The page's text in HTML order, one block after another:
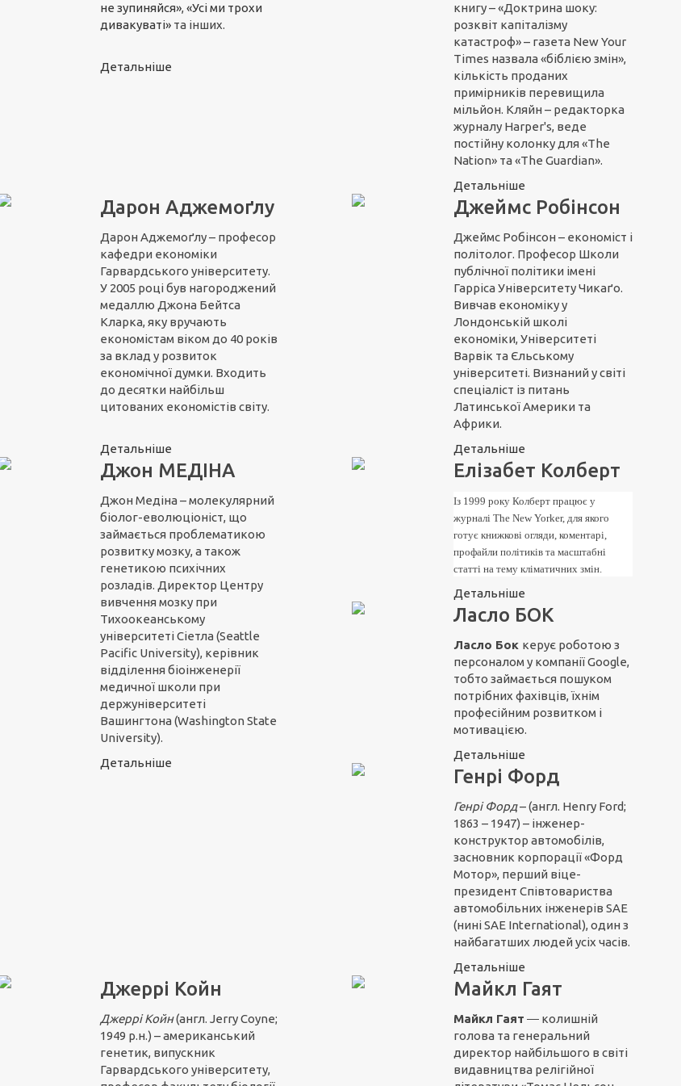
не зупиняйся», «Усі ми трохи
дивакуваті» та інших.
Детальніше
книгу – «Доктрина шоку:
розквіт капіталізму
катастроф» – газета New Your
Times назвала «біблією змін»,
кількість проданих
примірників перевищила
мільйон. Кляйн – редакторка
журналу Harper's, веде
постійну колонку для «The
Nation» та «The Guardian».
Детальніше
Дарон Аджемоґлу
Дарон Аджемоґлу – професор
кафедри економіки
Гарвардського університету.
У 2005 році був нагороджений
медаллю Джона Бейтса
Кларка, яку вручають
економістам віком до 40 років
за вклад у розвиток
економічної думки. Входить
до десятки найбільш
цитованих економістів світу.
Детальніше
Джеймс Робінсон
Джеймс Робінсон – економіст і
політолог. Професор Школи
публічної політики імені
Гарріса Університету Чикаґо.
Вивчав економіку у
Лондонській школі
економіки, Університеті
Варвік та Єльському
університеті. Визнаний у світі
спеціаліст із питань
Латинської Америки та
Африки.
Детальніше
Джон МЕДІНА
Джон Медіна – молекулярний
біолог-еволюціоніст, що
займається проблематикою
розвитку мозку, а також
генетикою психічних
розладів. Директор Центру
вивчення мозку при
Тихоокеанському
університеті Сіетла (Seattle
Pacific University), керівник
відділення біоінженерії
медичної школи при
держуніверситеті
Вашингтона (Washington State
University).
Детальніше
Елізабет Колберт
Із 1999 року Колберт працює у
журналі The New Yorker, для якого
готує книжкові огляди, коментарі,
профайли політиків та масштабні
статті на тему кліматичних змін.
Детальніше
Ласло БОК
Ласло Бок керує роботою з
персоналом у компанії Google,
тобто займається пошуком
потрібних фахівців, їхнім
професійним розвитком і
мотивацією.
Детальніше
Генрі Форд
Генрі Форд– (англ. Henry Ford;
1863 – 1947) – інженер-
конструктор автомобілів,
засновник корпорації «Форд
Мотор», перший віце-
президент Співтовариства
автомобільних інженерів SAE
(нині SAE International), один з
найбагатших людей усіх часів.
Детальніше
Джеррі Койн
Джеррі Койн(англ. Jerry Coyne;
1949 р.н.) – американський
генетик, випускник
Гарвардського університету,
Майкл Гаят
Майкл Гаят ― колишній
голова та генеральний
директор найбільшого в світі
видавництва релігійної